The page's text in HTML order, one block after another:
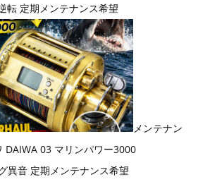
転 定期メンテナンス希望
メンテナン
DAIWA 03 マリンパワー3000
異音 定期メンテナンス希望